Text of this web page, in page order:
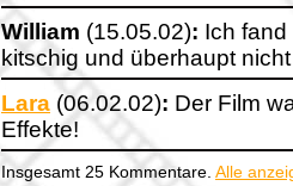
William (15.05.02): Ich
kitschig und überhaupt
Lara (06.02.02): Der Film
Effekte!
Insgesamt 25 Kommentare. Alle